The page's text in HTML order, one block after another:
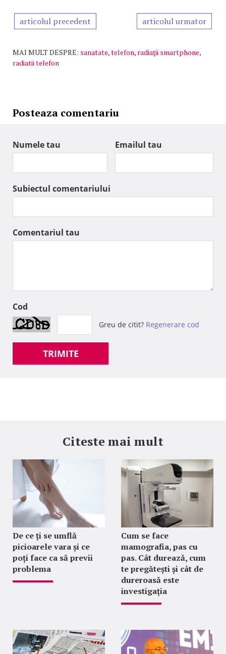
articolul precedent articolul urmator
MAI MULT DESPRE: sanatate,telefon, radiaţii smartphone,
radiatii telefon
Posteaza comentariu
Numele tau Emailul tau
Subiectul comentariului
Comentariul tau
Cod
Greu de citit? Regenerare cod
TRIMITE
Citeste mai mult
De ce ți se umflă
picioarele vara și ce
poți face ca să previi
problema
Cum se face
mamografia, pas cu
pas. Cât durează, cum
te pregătești și cât de
dureroasă este
investigația